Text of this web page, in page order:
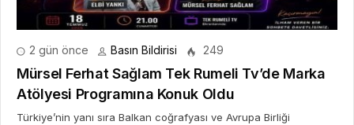
2 gün önce Basın Bildirisi 249
Mürsel Ferhat Sağlam Tek Rumeli Tv’de Marka
Atölyesi Programına Konuk Oldu
Türkiye’nin yanı sıra Balkan coğrafyası ve Avrupa Birliği